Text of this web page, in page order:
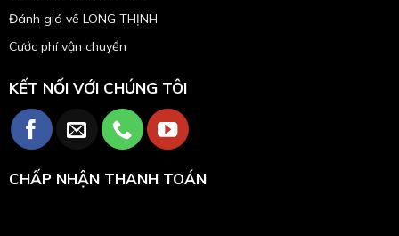
Đánh giá về LONG THỊNH
Cước phí vận chuyển
KẾT NỐI VỚI CHÚNG TÔI
CHẤP NHẬN THANH TOÁN